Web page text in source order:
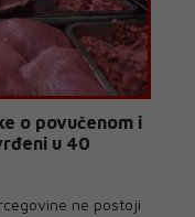
o povučenom i
u 40
ne postoji